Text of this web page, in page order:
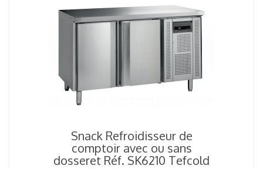
Snack Refroidisseur de
comptoir avec ou sans
dosseret Réf. SK6210 Tefcold